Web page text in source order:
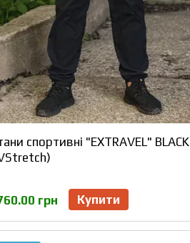
спортивні "EXTRAVEL" BLACK
грн Купити